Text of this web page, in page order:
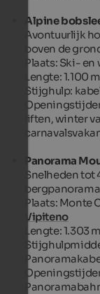
Alpine
Avontuurlijk
boven de
Plaats: Ski-
Lengte: 1.100
Stijghulp:
liften, winter
Panorama
Snelheden
Plaats: Monte
Vipiteno
Lengte: 1.303 m